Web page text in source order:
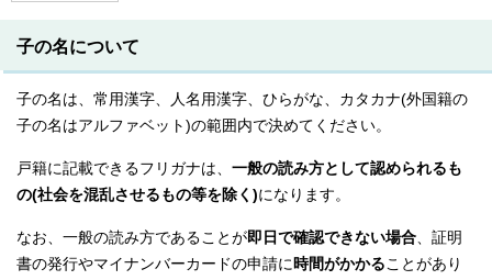
子の名について
子の名は、常用漢字、人名用漢字、ひらがな、カタカナ(外国籍の
子の名はアルファベット)の範囲内で決めてください。
戸籍に記載できるフリガナは、 一般の読み方として認められるも
の(社会を混乱させるもの等を除く)になります。
なお、一般の読み方であることが即日で確認できない場合 、証明
書の発行やマイナンバーカードの申請に 時間がかかる ことがあり